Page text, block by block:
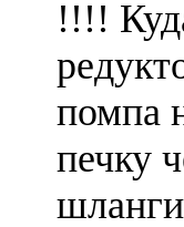
!!!!
помпа
печку